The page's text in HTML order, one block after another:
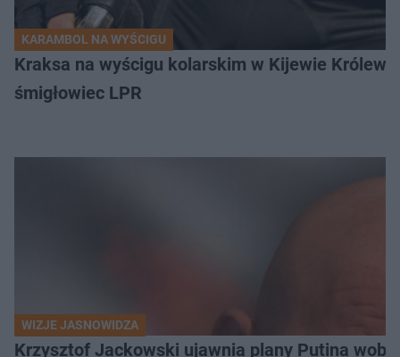
KARAMBOL NA WYŚCIGU
Kraksa na wyścigu kolarskim w Kijewie
śmigłowiec LPR
WIZJE JASNOWIDZA
Krzysztof Jackowski ujawnia plany Putina